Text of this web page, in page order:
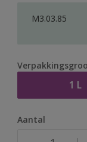
M3.03.85
1 L
Aantal